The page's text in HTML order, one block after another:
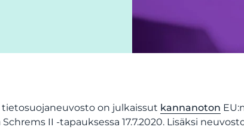
tietosuojaneuvosto on julkaissut kannanoton
II -tapauksessa 17.7.2020. Lisäksi